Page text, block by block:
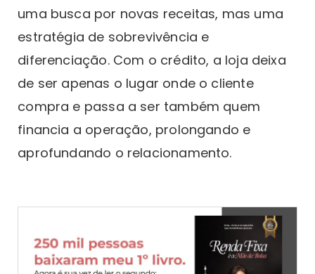
uma busca por novas receitas, mas uma
estratégia de sobrevivência e
diferenciação. Com o crédito, a loja deixa
de ser apenas o lugar onde o cliente
compra e passa a ser também quem
financia a operação, prolongando e
aprofundando o relacionamento.